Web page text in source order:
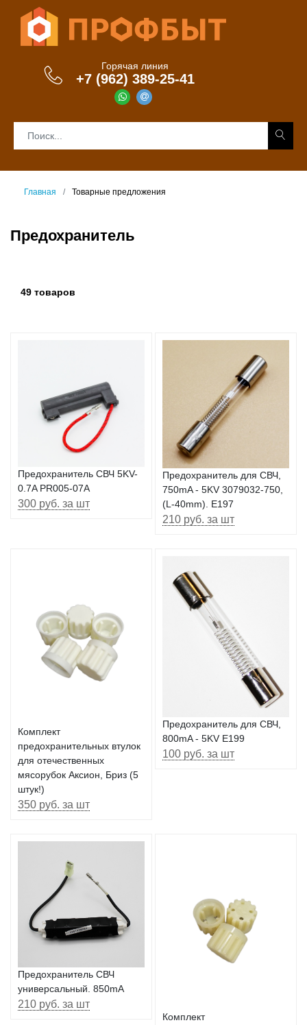
Горячая линия
+7 (962) 389-25-41
Главная Товарные предложения
Предохранитель
49 товаров
Предохранитель СВЧ 5KV-
0.7A PR005-07A
300 руб. за шт
Предохранитель для СВЧ,
750mA - 5KV 3079032-750,
(L-40mm). E197
210 руб. за шт
Комплект
предохранительных втулок
для отечественных
мясорубок Аксион, Бриз (5
штук!)
350 руб. за шт
Предохранитель для СВЧ,
800mA - 5KV E199
100 руб. за шт
Предохранитель СВЧ
универсальный. 850mA
210 руб. за шт
Комплект